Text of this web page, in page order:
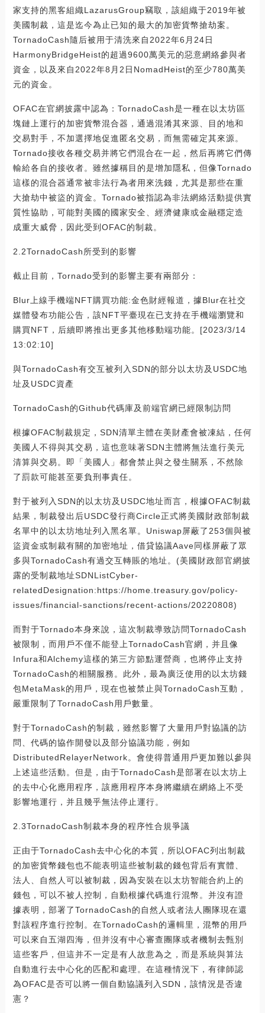
家支持的黑客組織LazarusGroup竊取，該組織于2019年被
美國制裁，這是迄今為止已知的最大的加密貨幣搶劫案。
TornadoCash隨后被用于清洗來自2022年6月24日
HarmonyBridgeHeist的超過9600萬美元的惡意網絡參與者
資金，以及來自2022年8月2日NomadHeist的至少780萬美
元的資金。
OFAC在官網披露中認為：TornadoCash是一種在以太坊區
塊鏈上運行的加密貨幣混合器，通過混淆其來源、目的地和
交易對手，不加選擇地促進匿名交易，而無需確定其來源。
Tornado接收各種交易并將它們混合在一起，然后再將它們傳
輸給各自的接收者。雖然據稱目的是增加隱私，但像Tornado
這樣的混合器通常被非法行為者用來洗錢，尤其是那些在重
大搶劫中被盜的資金。Tornado被指認為非法網絡活動提供實
質性協助，可能對美國的國家安全、經濟健康或金融穩定造
成重大威脅，因此受到OFAC的制裁。
2.2TornadoCash所受到的影響
截止目前，Tornado受到的影響主要有兩部分：
Blur上線手機端NFT購買功能:金色財經報道，據Blur在社交
媒體發布功能公告，該NFT平臺現在已支持在手機端瀏覽和
購買NFT，后續即將推出更多其他移動端功能。[2023/3/14
13:02:10]
與TornadoCash有交互被列入SDN的部分以太坊及USDC地
址及USDC資產
TornadoCash的Github代碼庫及前端官網已經限制訪問
根據OFAC制裁規定，SDN清單主體在美財產會被凍結，任何
美國人不得與其交易，這也意味著SDN主體將無法進行美元
清算與交易。即「美國人」都會禁止與之發生關系，不然除
了罰款可能甚至要負刑事責任。
對于被列入SDN的以太坊及USDC地址而言，根據OFAC制裁
結果，制裁發出后USDC發行商Circle正式將美國財政部制裁
名單中的以太坊地址列入黑名單。Uniswap屏蔽了253個與被
盜資金或制裁有關的加密地址，借貸協議Aave同樣屏蔽了眾
多與TornadoCash有過交互轉賬的地址。(美國財政部官網披
露的受制裁地址SDNListCyber-
relatedDesignation:https://home.treasury.gov/policy-
issues/financial-sanctions/recent-actions/20220808)
而對于Tornado本身來說，這次制裁導致訪問TornadoCash
被限制，而用戶不僅不能登上TornadoCash官網，并且像
Infura和Alchemy這樣的第三方節點運營商，也將停止支持
TornadoCash的相關服務。此外，最為廣泛使用的以太坊錢
包MetaMask的用戶，現在也被禁止與TornadoCash互動，
嚴重限制了TornadoCash用戶數量。
對于TornadoCash的制裁，雖然影響了大量用戶對協議的訪
問、代碼的協作開發以及部分協議功能，例如
DistributedRelayerNetwork。會使得普通用戶更加難以參與
上述這些活動。但是，由于TornadoCash是部署在以太坊上
的去中心化應用程序，該應用程序本身將繼續在網絡上不受
影響地運行，并且幾乎無法停止運行。
2.3TornadoCash制裁本身的程序性合規爭議
正由于TornadoCash去中心化的本質，所以OFAC列出制裁
的加密貨幣錢包也不能表明這些被制裁的錢包背后有實體、
法人、自然人可以被制裁，因為安裝在以太坊智能合約上的
錢包，可以不被人控制，自動根據代碼進行混幣。并沒有證
據表明，部署了TornadoCash的自然人或者法人團隊現在還
對該程序進行控制。在TornadoCash的邏輯里，混幣的用戶
可以來自五湖四海，但并沒有中心審查團隊或者機制去甄別
這些客戶，但這并不一定是有人故意為之，而是系統與算法
自動進行去中心化的匹配和處理。在這種情況下，有律師認
為OFAC是否可以將一個自動協議列入SDN，該情況是否違
憲？